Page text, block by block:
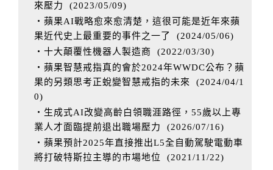
來壓力
(2023/05/09)
‧蘋果AI戰略愈來愈清楚，這很可能是近年來蘋
果近代史上最重要的事件之一了
(2024/05/06)
‧十大顛覆性機器人製造商
(2022/03/30)
‧蘋果智慧戒指真的會於2024年WWDC公布？蘋
果的另類思考正蛻變智慧戒指的未來
(2024/04/1
0)
‧生成式AI改變高齡白領職涯路徑，55歲以上專
業人才面臨提前退出職場壓力
(2026/07/16)
‧蘋果預計2025年直接推出L5全自動駕駛電動車
將打破特斯拉主導的市場地位
(2021/11/22)